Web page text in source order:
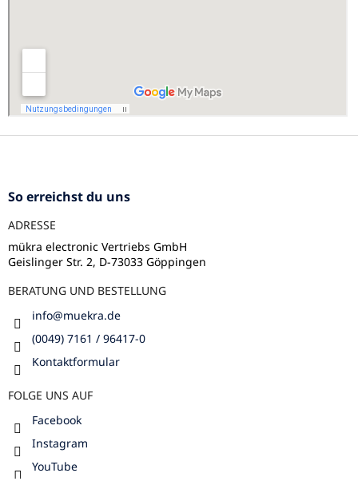
F
So erreichst du uns
ADRESSE
mükra electronic Vertriebs GmbH
Geislinger Str. 2, D-73033 Göppingen
BERATUNG UND BESTELLUNG
info@muekra.de
(0049) 7161 / 96417-0
Kontaktformular
FOLGE UNS AUF
Facebook
Instagram
YouTube